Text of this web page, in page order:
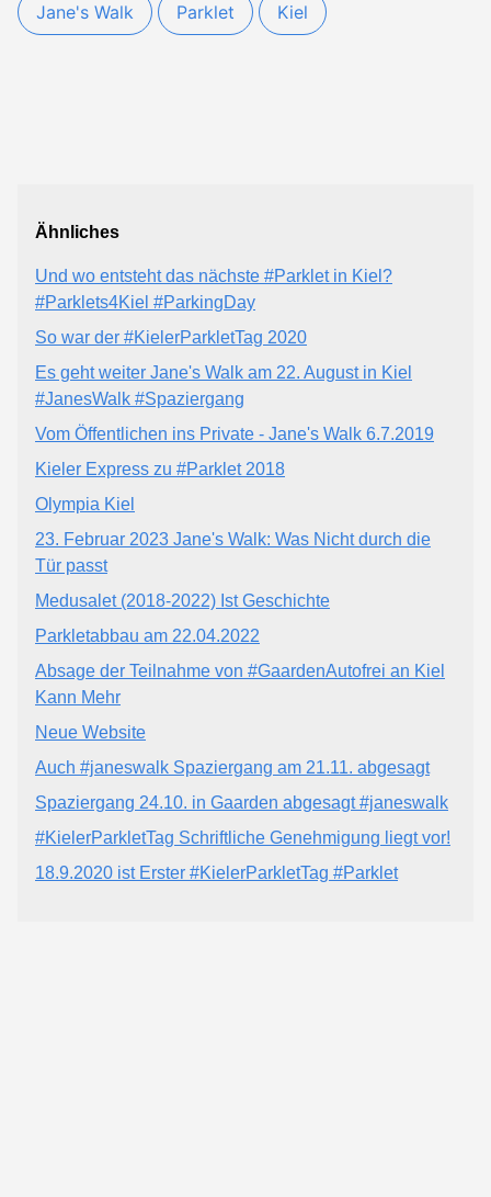
Jane's Walk Parklet Kiel
Ähnliches
Und wo entsteht das nächste #Parklet in Kiel?
#Parklets4Kiel #ParkingDay
So war der #KielerParkletTag 2020
Es geht weiter Jane's Walk am 22. August in Kiel
#JanesWalk #Spaziergang
Vom Öffentlichen ins Private - Jane's Walk 6.7.2019
Kieler Express zu #Parklet 2018
Olympia Kiel
23. Februar 2023 Jane's Walk: Was Nicht durch die
Tür passt
Medusalet (2018-2022) Ist Geschichte
Parkletabbau am 22.04.2022
Absage der Teilnahme von #GaardenAutofrei an Kiel
Kann Mehr
Neue Website
Auch #janeswalk Spaziergang am 21.11. abgesagt
Spaziergang 24.10. in Gaarden abgesagt #janeswalk
#KielerParkletTag Schriftliche Genehmigung liegt vor!
18.9.2020 ist Erster #KielerParkletTag #Parklet